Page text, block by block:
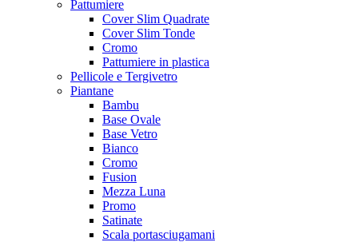
Pattumiere
Cover Slim Quadrate
Cover Slim Tonde
Cromo
Pattumiere in plastica
Pellicole e Tergivetro
Piantane
Bambu
Base Ovale
Base Vetro
Bianco
Cromo
Fusion
Mezza Luna
Promo
Satinate
Scala portasciugamani